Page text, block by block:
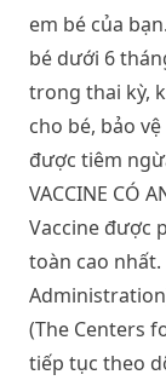
em bé của
bé dưới 6
trong thai kỳ,
cho bé, bảo
được tiêm
VACCINE CÓ
Vaccine được
toàn cao nhất.
(The Centers
tiếp tục theo